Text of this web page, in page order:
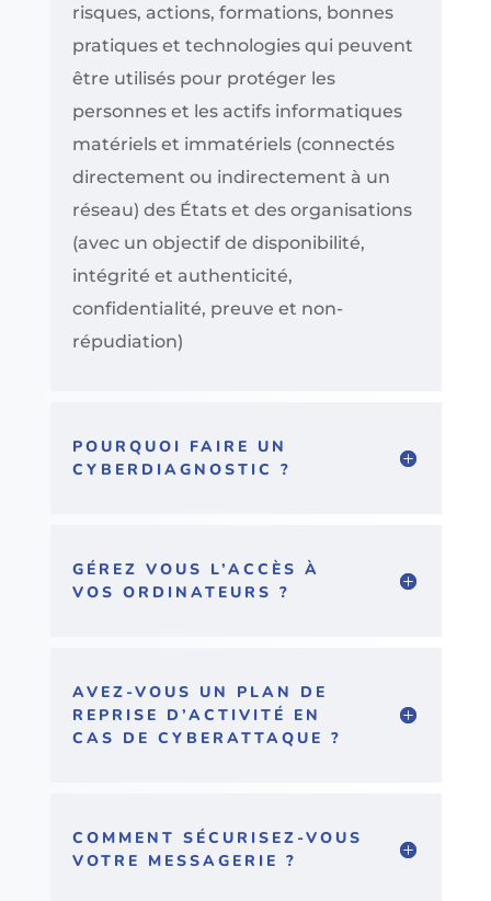
risques, actions, formations, bonnes
pratiques et technologies qui peuvent
être utilisés pour protéger les
personnes et les actifs informatiques
matériels et immatériels (connectés
directement ou indirectement à un
réseau) des États et des organisations
(avec un objectif de disponibilité,
intégrité et authenticité,
confidentialité, preuve et non-
répudiation)
POURQUOI FAIRE UN
CYBERDIAGNOSTIC ?
GÉREZ VOUS L’ACCÈS À
VOS ORDINATEURS ?
AVEZ-VOUS UN PLAN DE
REPRISE D’ACTIVITÉ EN
CAS DE CYBERATTAQUE ?
COMMENT SÉCURISEZ-VOUS
VOTRE MESSAGERIE ?